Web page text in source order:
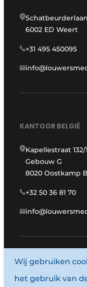
6002 ED Weert
+31 495 450095
KANTOOR BELGIË
Kapellestraat 132/1
Gebouw G
8020 Oostkamp
+32 50 36 81 70
© 1987 -
Wij gebruiken
het gebruik van